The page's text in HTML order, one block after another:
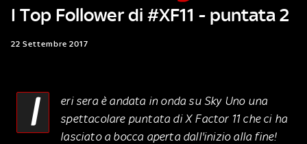
Cos’altro vedere:
PROGRAMMI SKY
SKY.IT
I Top Follower di #XF11 - puntata 2
22 Settembre 2017
I
eri sera è andata in onda su Sky Uno una
spettacolare puntata di X Factor 11 che ci ha
lasciato a bocca aperta dall'inizio alla fine!